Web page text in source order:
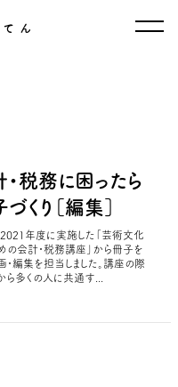
ん
・税務に困ったら
くり［編集］
年度に実施した「芸術文化
会計・税務講座」から冊子を
・編集を担当しました。講座の際
多くの人に共通す...